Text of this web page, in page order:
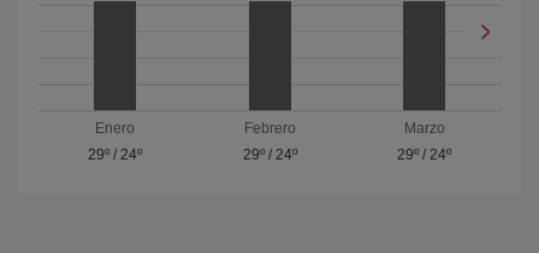
Enero
29º/ 24º
Febrero
29º/ 24º
Marzo
29º /24º